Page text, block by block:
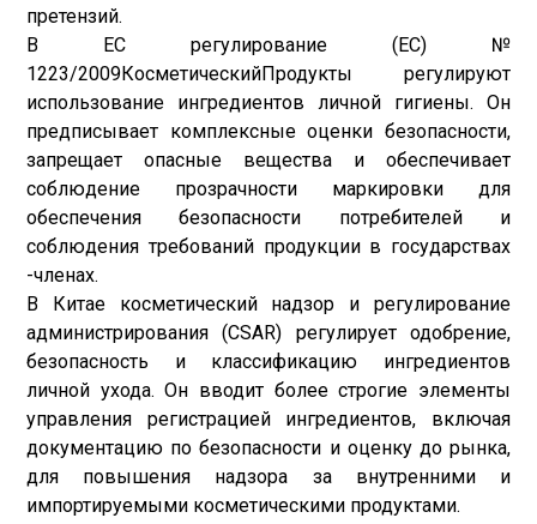
претензий.
В ЕС регулирование (ЕС) №
1223/2009КосметическийПродукты регулируют
использование ингредиентов личной гигиены. Он
предписывает комплексные оценки безопасности,
запрещает опасные вещества и обеспечивает
соблюдение прозрачности маркировки для
обеспечения безопасности потребителей и
соблюдения требований продукции в государствах
-членах.
В Китае косметический надзор и регулирование
администрирования (CSAR) регулирует одобрение,
безопасность и классификацию ингредиентов
личной ухода. Он вводит более строгие элементы
управления регистрацией ингредиентов, включая
документацию по безопасности и оценку до рынка,
для повышения надзора за внутренними и
импортируемыми косметическими продуктами.